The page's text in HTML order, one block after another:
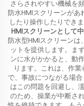
さらされやすい機械を
防水HMIスクリーンが
したり操作したりでき
HMIスクリーンとして
防水型HMIスクリーン
ットを提供します。ま
ンに水がかかると、動
ります。これは、作
で、事故につながる場
はこの問題を回避し、
のため、操業が中断さ